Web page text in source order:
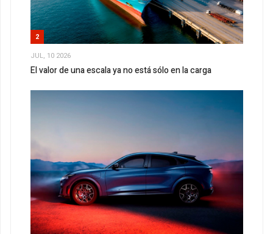
2
JUL, 10 2026
El valor de una escala ya no está sólo en la carga